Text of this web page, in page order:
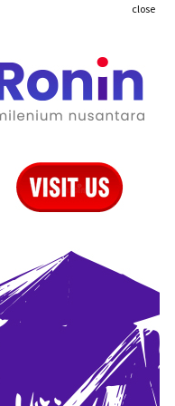
close
Perbukuan, Willy Aditya:
Ilmu Pengetahuan